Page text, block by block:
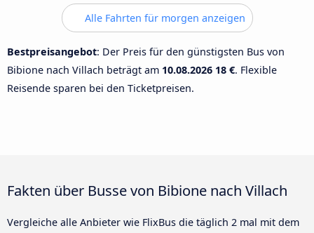
Alle Fahrten für morgen anzeigen
Bestpreisangebot: Der Preis für den günstigsten Bus von
Bibione nach Villach beträgt am 10.08.2026 18 €. Flexible
Reisende sparen bei den Ticketpreisen.
Fakten über Busse von Bibione nach Villach
Vergleiche alle Anbieter wie FlixBus die täglich 2 mal mit dem